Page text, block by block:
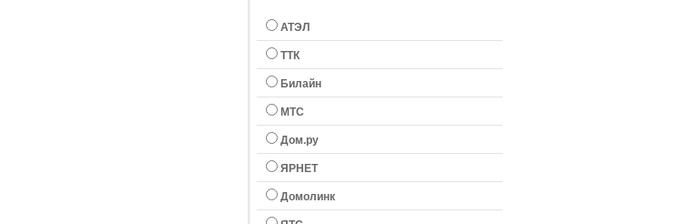
АТЭЛ
ТТК
Билайн
МТС
Дом.ру
ЯРНЕТ
Домолинк